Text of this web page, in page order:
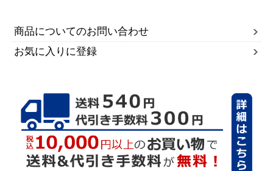
商品についてのお問い合わせ
お気に入りに登録